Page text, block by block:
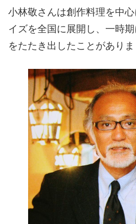
小林敬さんは創作料理を中
イズを全国に展開し、一時
をたたき出したことがありま